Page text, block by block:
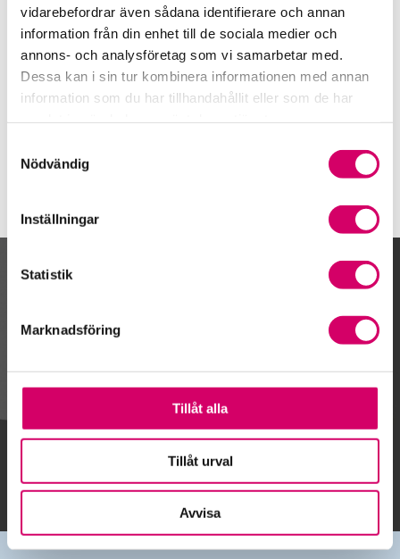
vidarebefordrar även sådana identifierare och annan
information från din enhet till de sociala medier och
annons- och analysföretag som vi samarbetar med.
Dessa kan i sin tur kombinera informationen med annan
information som du har tillhandahållit eller som de har
Nödvändig
Inställningar
Statistik
Marknadsföring
Tillåt alla
Tillåt urval
Avvisa
Srf Auktoriserade konsulter
Sandra Hilding
Auktoriserad Redovisningskonsult
Skicka e-post
0730705250
Varberg
Kalendarium
Gå till kalendariet
Lägg till i kalender